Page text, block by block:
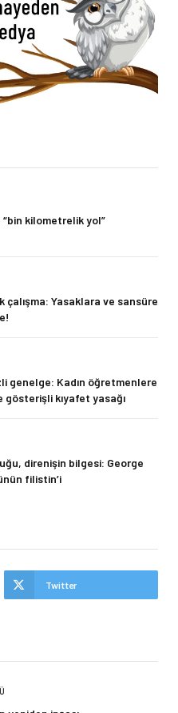
kilometrelik yol”
çalışma: Yasaklara ve sansüre
genelge: Kadın öğretmenlere
gösterişli kıyafet yasağı
direnişin bilgesi: George
filistin’i
Twitter